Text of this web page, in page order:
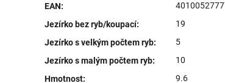
EAN:
Jezírko bez ryb/koupací:
19
Jezírko s velkým počtem ryb:
5
Jezírko s malým počtem ryb:
10
Hmotnost:
9.6